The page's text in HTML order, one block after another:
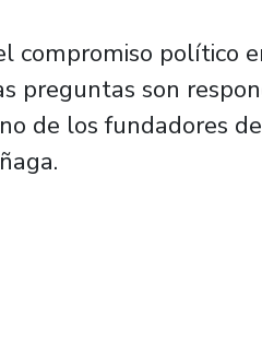
compromiso político
preguntas son
de los fundadores
Jara